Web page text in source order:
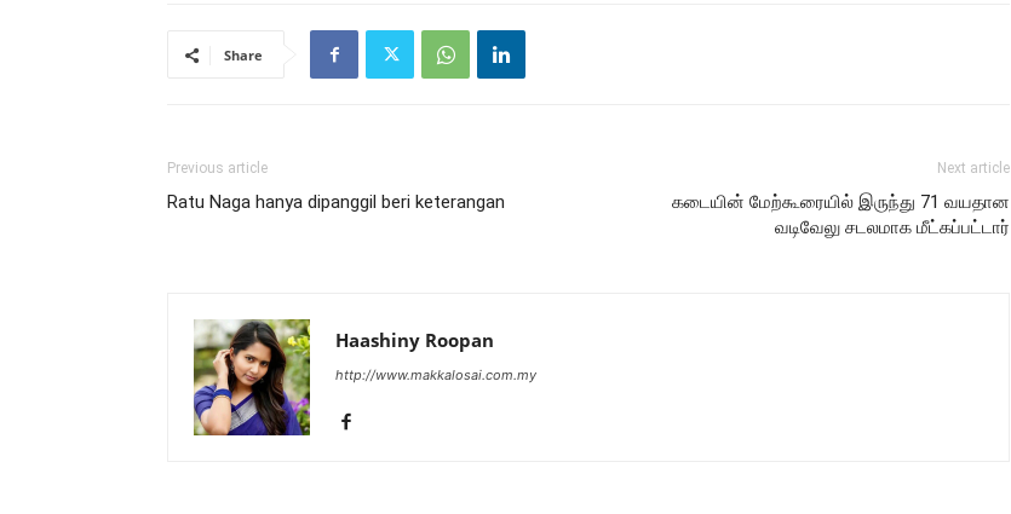
Share
Previous article
Ratu Naga hanya dipanggil beri keterangan
Next article
கடையின் மேற்கூரையில் இருந்து 71 வயதான
வடிவேலு சடலமாக மீட்கப்பட்டார்
Haashiny Roopan
http://www.makkalosai.com.my